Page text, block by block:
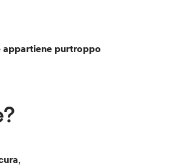
appartiene purtroppo
,